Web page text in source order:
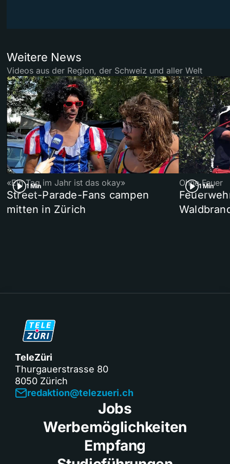
Weitere News
Videos aus der Region, der Schweiz und aller Welt
1 Min
«Ein Tag im Jahr ist das okay»
Street-Parade-Fans campen
mitten in Zürich
1 Min
Ohne Feuer
TeleZüri
Thurgauerstrasse 80
8050 Zürich
redaktion@telezueri.ch
Jobs
Werbemöglichkeiten
Empfang